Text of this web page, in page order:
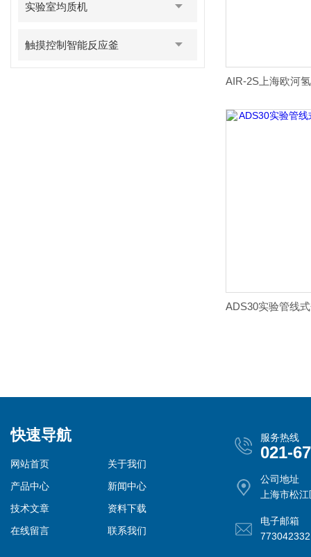
实验室均质机
触摸控制智能反应釜
快速导航
网站首页
关于我们
产品中心
新闻中心
技术文章
资料下载
在线留言
联系我们
服务热线
021-
公司地址
上海市松
电子邮箱